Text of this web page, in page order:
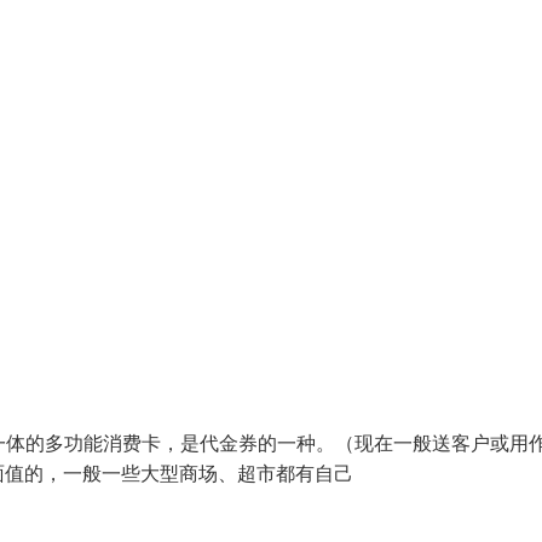
的多功能消费卡，是代金券的一种。（现在一般送客户或用
的，一般一些大型商场、超市都有自己